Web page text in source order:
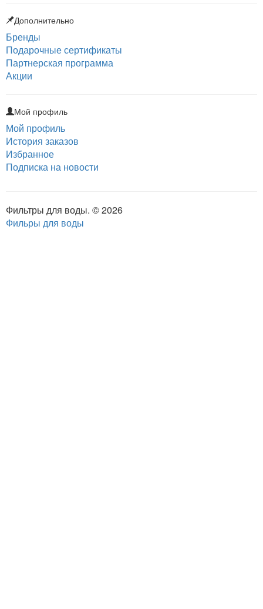
Дополнительно
Бренды
Подарочные сертификаты
Партнерская программа
Акции
Мой профиль
Мой профиль
История заказов
Избранное
Подписка на новости
Фильтры для воды. © 2026
Фильры для воды